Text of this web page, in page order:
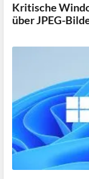
Kritische
über JPEG-